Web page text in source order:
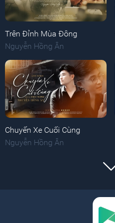
Trên Đỉnh Mùa Đông
Nguyễn Hồng Ân
Chuyến Xe Cuối Cùng
Nguyễn Hồng Ân